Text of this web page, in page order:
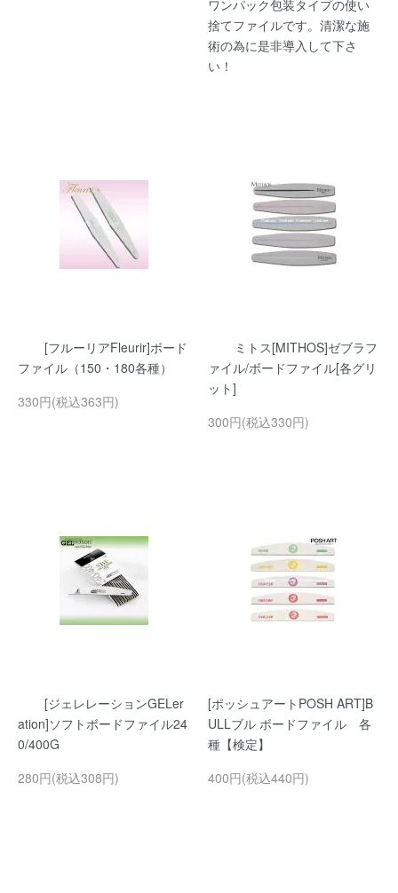
ワンパック包装タイプの使い
捨てファイルです。清潔な施
術の為に是非導入して下さ
い！
[フルーリアFleurir]ボード
ファイル（150・180各種）
330円(税込363円)
ミトス[MITHOS]ゼブラフ
ァイル/ボードファイル[各グリ
ット]
300円(税込330円)
[ジェレレーションGELer
ation]ソフトボードファイル24
0/400G
280円(税込308円)
[ポッシュアートPOSH ART]B
ULLブル ボードファイル 各
種【検定】
400円(税込440円)